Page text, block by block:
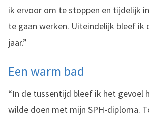
ik ervoor om te stoppen en tijdelijk
te gaan werken. Uiteindelijk bleef ik
jaar.”
Een warm bad
“In de tussentijd bleef ik het gevoel
wilde doen met mijn SPH-diploma.